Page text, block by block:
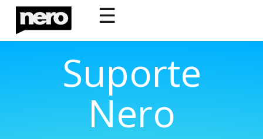
☰
Suporte
Nero